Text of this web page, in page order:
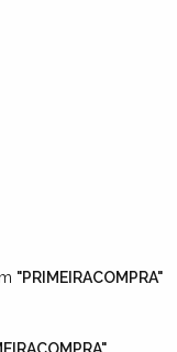
"PRIMEIRACOMPRA"